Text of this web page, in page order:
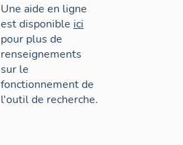
Une aide en ligne
est disponible ici
pour plus de
renseignements
sur le
fonctionnement de
l'outil de recherche.